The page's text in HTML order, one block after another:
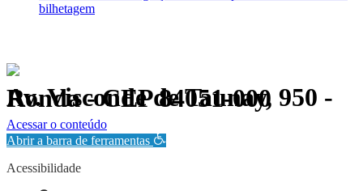
bilhetagem
Av. Visconde de Taunay, 950 - Ronda - CEP 84051-000
Política de Privacidade.
Acessar o conteúdo
Abrir a barra de ferramentas
Acessibilidade